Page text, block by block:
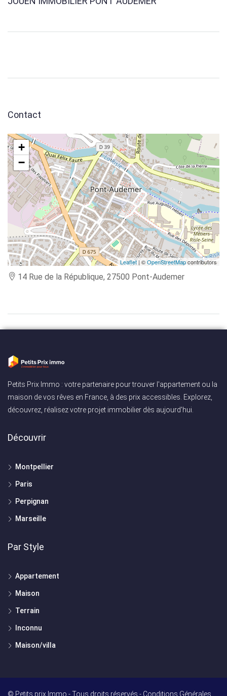
Contact
+
−
Leaflet| ©OpenStreetMapcontributors
14 Rue de la République, 27500 Pont-Audemer
Petits Prix Immo : votre partenaire pour trouver l'appartement ou la
maison de vos rêves en France, à des prix accessibles. Explorez,
découvrez, réalisez votre projet immobilier dès aujourd'hui.
Découvrir
Montpellier
Paris
Perpignan
Marseille
Par Style
Appartement
Maison
Terrain
Inconnu
Maison/villa
© Petits prix Immo - Tous droits réservés - Conditions Générales